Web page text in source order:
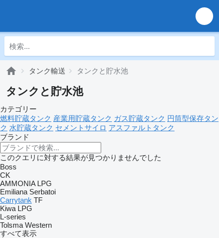
タンク輸送 タンクと貯水池
タンクと貯水池
カテゴリー
燃料貯蔵タンク 産業用貯蔵タンク ガス貯蔵タンク 円筒型保存タン
ク 水貯蔵タンク セメントサイロ アスファルトタンク
ブランド
このクエリに対する結果が見つかりませんでした
Boss
CK
AMMONIA LPG
Emiliana Serbatoi
Carrytank TF
Kiwa LPG
L-series
Tolsma Western
すべて表示